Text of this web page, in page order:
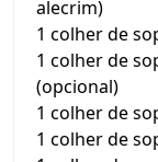
alecrim)
1 colher de
1 colher de
(opcional)
1 colher de
1 colher de